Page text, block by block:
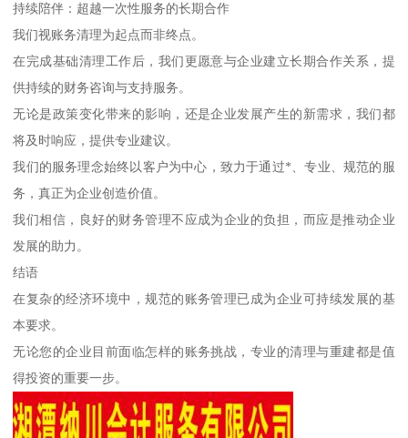
持续陪伴：超越一次性服务的长期合作
我们视账务清理为起点而非终点。
在完成基础清理工作后，我们更愿意与企业建立长期合作关系，提
供持续的财务咨询与支持服务。
无论是政策变化带来的影响，还是企业发展产生的新需求，我们都
将及时响应，提供专业建议。
我们的服务理念始终以客户为中心，致力于通过*、专业、规范的服
务，真正为企业创造价值。
我们相信，良好的财务管理不应成为企业的负担，而应是推动企业
发展的助力。
结语
在复杂的经济环境中，规范的账务管理已成为企业可持续发展的基
本要求。
无论您的企业目前面临怎样的账务挑战，专业的清理与重建都是值
得投资的重要一步。